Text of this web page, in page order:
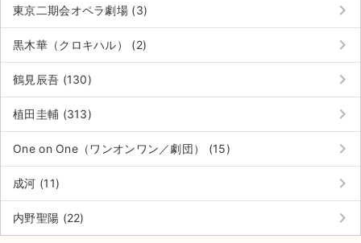
東京二期会オペラ劇場 (3) keyboard_arrow_right
黒木華（クロキハル） (2) keyboard_arrow_right
鶴見辰吾 (130) keyboard_arrow_right
植田圭輔 (313) keyboard_arrow_right
One on One（ワンオンワン／劇団） (15) keyboard_arrow_right
成河 (11) keyboard_arrow_right
内野聖陽 (22) keyboard_arrow_right